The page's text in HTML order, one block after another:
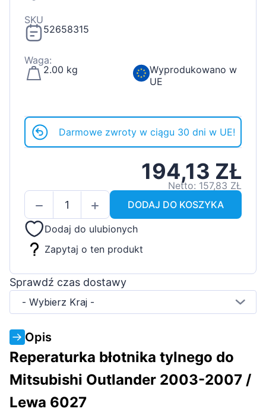
SKU
52658315
Waga:
2.00 kg
Wyprodukowano w
UE
Darmowe zwroty w ciągu 30 dni w UE!
194,13 ZŁ
Netto: 157,83 ZŁ
DODAJ DO KOSZYKA
Dodaj do ulubionych
Zapytaj o ten produkt
Sprawdź czas dostawy
- Wybierz Kraj -
Opis
Reperaturka błotnika tylnego do
Mitsubishi Outlander 2003-2007 /
Lewa 6027